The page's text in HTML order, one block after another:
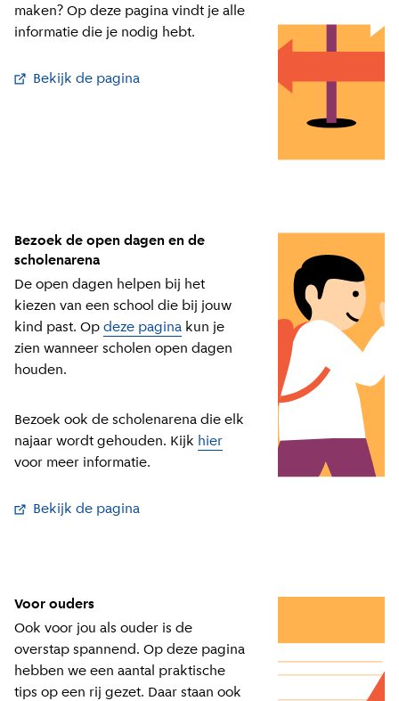
maken? Op deze pagina vindt je alle
informatie die je nodig hebt.
Bekijk de pagina(
Bezoek de open dagen en de
scholenarena
De open dagen helpen bij het
kiezen van een school die bij jouw
kind past. Op deze pagina kun je
zien wanneer scholen open dagen
houden.
Bezoek ook de scholenarena die elk
najaar wordt gehouden. Kijk hier
voor meer informatie.
Bekijk de pagina(
Voor ouders
Ook voor jou als ouder is de
overstap spannend. Op deze pagina
hebben we een aantal praktische
tips op een rij gezet. Daar staan ook